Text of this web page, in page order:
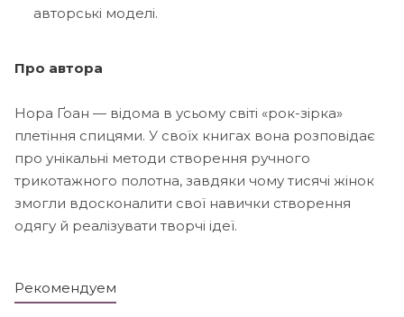
авторські моделі.
Про автора
Нора Ґоан — відома в усьому світі «рок-зірка»
плетіння спицями. У своїх книгах вона розповідає
про унікальні методи створення ручного
трикотажного полотна, завдяки чому тисячі жінок
змогли вдосконалити свої навички створення
одягу й реалізувати творчі ідеї.
Рекомендуем